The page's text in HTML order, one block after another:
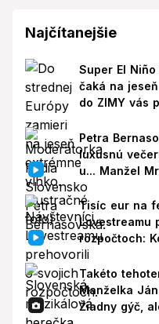
Najčítanejšie
Super El
čaká na
do ZIMY vás
Petra
luxusnú
u... Manžel
Tisíc eur na
Lovestreamu
rozpočtoch:
Takéto
Manželka
Žiadny gýč,